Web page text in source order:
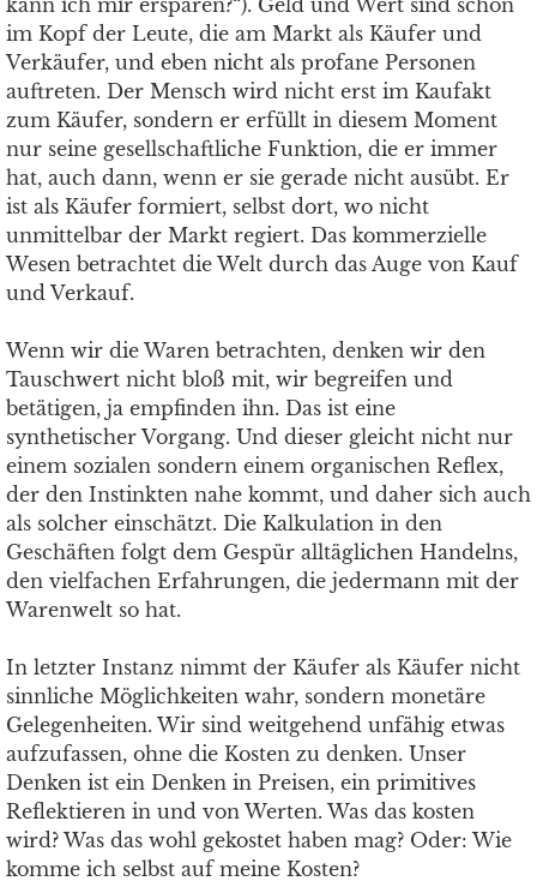
kann ich mir ersparen?“). Geld und Wert sind schon
im Kopf der Leute, die am Markt als Käufer und
Verkäufer, und eben nicht als profane Personen
auftreten. Der Mensch wird nicht erst im Kaufakt
zum Käufer, sondern er erfüllt in diesem Moment
nur seine gesellschaftliche Funktion, die er immer
hat, auch dann, wenn er sie gerade nicht ausübt. Er
ist als Käufer formiert, selbst dort, wo nicht
unmittelbar der Markt regiert. Das kommerzielle
Wesen betrachtet die Welt durch das Auge von Kauf
und Verkauf.
Wenn wir die Waren betrachten, denken wir den
Tauschwert nicht bloß mit, wir begreifen und
betätigen, ja empfinden ihn. Das ist eine
synthetischer Vorgang. Und dieser gleicht nicht nur
einem sozialen sondern einem organischen Reflex,
der den Instinkten nahe kommt, und daher sich auch
als solcher einschätzt. Die Kalkulation in den
Geschäften folgt dem Gespür alltäglichen Handelns,
den vielfachen Erfahrungen, die jedermann mit der
Warenwelt so hat.
In letzter Instanz nimmt der Käufer als Käufer nicht
sinnliche Möglichkeiten wahr, sondern monetäre
Gelegenheiten. Wir sind weitgehend unfähig etwas
aufzufassen, ohne die Kosten zu denken. Unser
Denken ist ein Denken in Preisen, ein primitives
Reflektieren in und von Werten. Was das kosten
wird? Was das wohl gekostet haben mag? Oder: Wie
komme ich selbst auf meine Kosten?